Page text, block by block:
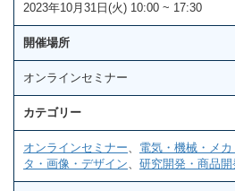
2023年10月31日(火) 10:00 ~ 17:30
開催場所
オンラインセミナー
カテゴリー
オンラインセミナー、 電気・機械・メ
タ・画像・デザイン、 研究開発・商品